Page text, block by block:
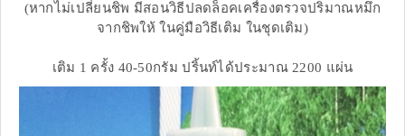
(หากไม่เปลี่ยนชิพ มีสอนวิธีปลดล็อคเครื่องตรวจปริมาณหมึก
จากชิพให้ ในคู่มือวิธีเติม ในชุดเติม)
เติม 1 ครั้ง 40-50กรัม ปริ้นท์ได้ประมาณ 2200 แผ่น